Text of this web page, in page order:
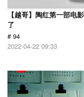
【越哥】陶红第一部电
了
# 94
2022-04-22 09:33